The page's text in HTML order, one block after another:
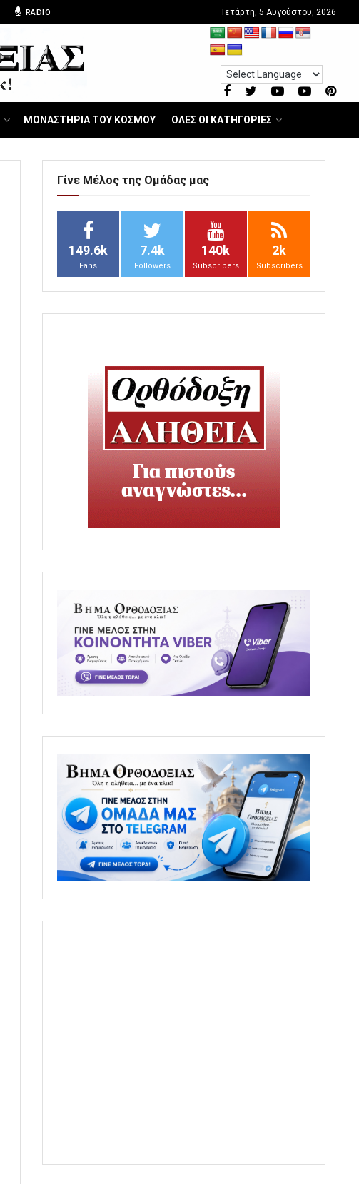
RADIO Τετάρτη, 5 Αυγούστου, 2026
ΜΟΝΑΣΤΗΡΙΑ ΤΟΥ ΚΟΣΜΟΥ ΟΛΕΣ ΟΙ ΚΑΤΗΓΟΡΙΕΣ
Γίνε Μέλος της Ομάδας μας
149.6k
Fans
7.4k
Followers
140k
Subscribers
2k
Subscribers